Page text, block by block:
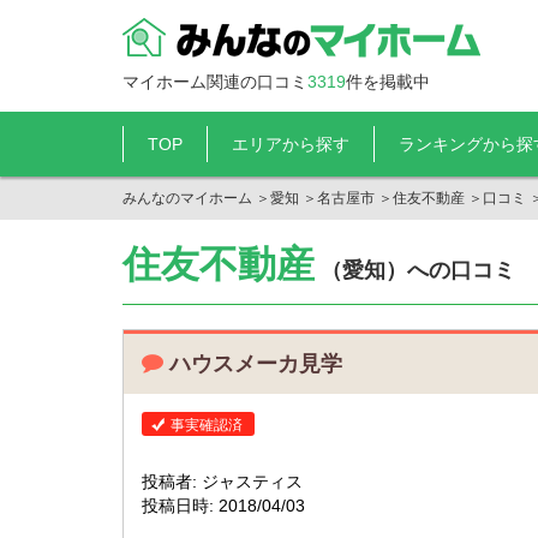
マイホーム関連の口コミ 3319件を掲載中
TOP エリアから探す ランキングから探
みんなのマイホーム ＞ 愛知 ＞ 名古屋市 ＞ 住友不動産 ＞ 口コミ
住友不動産 （愛知）への口コミ
ハウスメーカ見学
事実確認済
投稿者: ジャスティス
投稿日時: 2018/04/03